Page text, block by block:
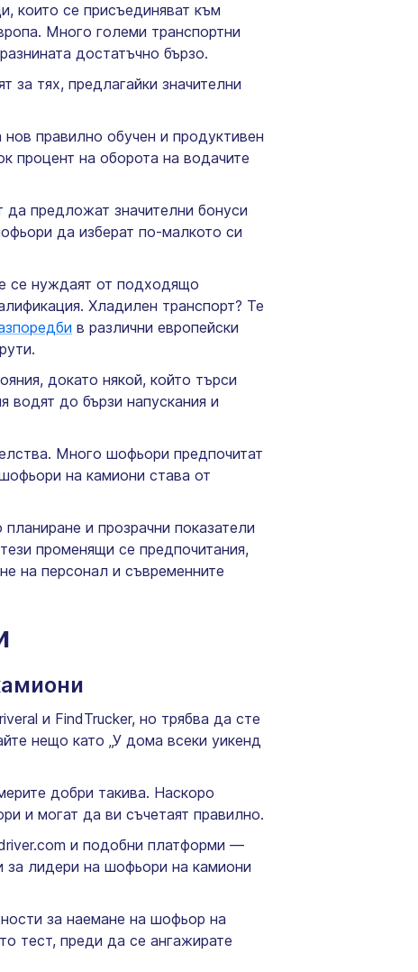
които се присъединяват към
Много големи транспортни
достатъчно бързо.
за тях, предлагайки значителни
правилно обучен и продуктивен
процент на оборота на водачите
да предложат значителни бонуси
да изберат по-малкото си
се нуждаят от подходящо
Хладилен транспорт? Те
в различни европейски
докато някой, който търси
до бързи напускания и
Много шофьори предпочитат
на камиони става от
и прозрачни показатели
променящи се предпочитания,
на персонал и съвременните
и FindTrucker, но трябва да сте
нещо като „У дома всеки уикенд
добри такива. Наскоро
и могат да ви съчетаят правилно.
и подобни платформи —
лидери на шофьори на камиони
за наемане на шофьор на
тест, преди да се ангажирате